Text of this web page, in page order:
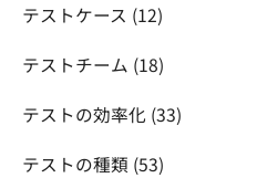
テストケース (12)
テストチーム (18)
テストの効率化 (33)
テストの種類 (53)